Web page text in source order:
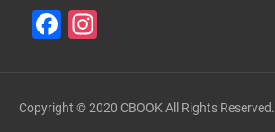
F
e
gr
Copyright © 2020 CBOOK All Rights Reserved.